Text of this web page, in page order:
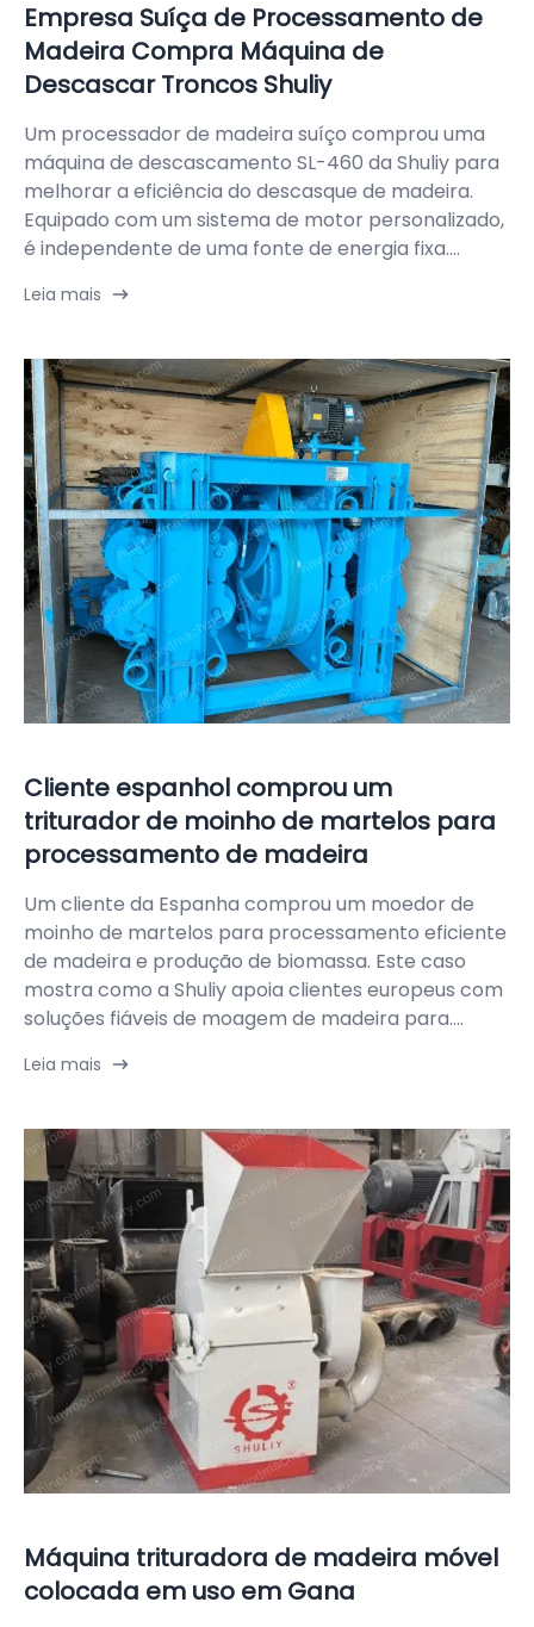
Empresa Suíça de Processamento de
Madeira Compra Máquina de
Descascar Troncos Shuliy
Um processador de madeira suíço comprou uma
máquina de descascamento SL-460 da Shuliy para
melhorar a eficiência do descasque de madeira.
Equipado com um sistema de motor personalizado,
é independente de uma fonte de energia fixa....
Leia mais
Cliente espanhol comprou um
triturador de moinho de martelos para
processamento de madeira
Um cliente da Espanha comprou um moedor de
moinho de martelos para processamento eficiente
de madeira e produção de biomassa. Este caso
mostra como a Shuliy apoia clientes europeus com
soluções fiáveis de moagem de madeira para....
Leia mais
Máquina trituradora de madeira móvel
colocada em uso em Gana